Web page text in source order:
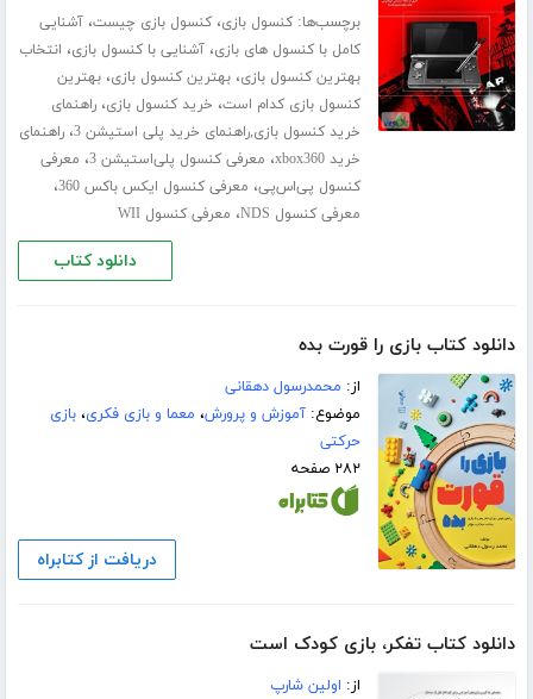
برچسب‌ها:کنسول بازی،کنسول بازی چیست،آشنایی
کامل با کنسول های بازی،آشنایی با کنسول بازی، انتخاب
بهترین کنسول بازی،بهترین کنسول بازی،بهترین
کنسول بازی کدام است، خرید کنسول بازی،راهنمای
خرید کنسول بازی,راهنمای خرید پلی استیشن 3 ،راهنمای
خرید xbox360
، معرفی کنسول پلی‌استیشن 3 ، معرفی
کنسول پی‌اس‌پی، معرفی کنسول ایکس باکس 360 ،
معرفی کنسول NDS ، معرفی کنسول WII
دانلود کتاب
دانلود کتاب بازی را قورت بده
از: محمدرسول دهقانی
موضوع:آموزش و پرورش، معما و بازی فکری،بازی
حرکتی
۲۸۲ صفحه
دریافت از کتابراه
دانلود کتاب تفکر، بازی کودک است
از: اولین شارپ